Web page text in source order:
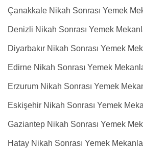
Çanakkale Nikah Sonrası Yemek
Denizli Nikah Sonrası Yemek
Diyarbakır Nikah Sonrası Yemek
Edirne Nikah Sonrası Yemek
Erzurum Nikah Sonrası Yemek
Eskişehir Nikah Sonrası Yemek
Gaziantep Nikah Sonrası Yemek
Hatay Nikah Sonrası Yemek